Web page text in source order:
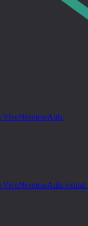
VivoNosotrosAula
VivoNosotrosAula